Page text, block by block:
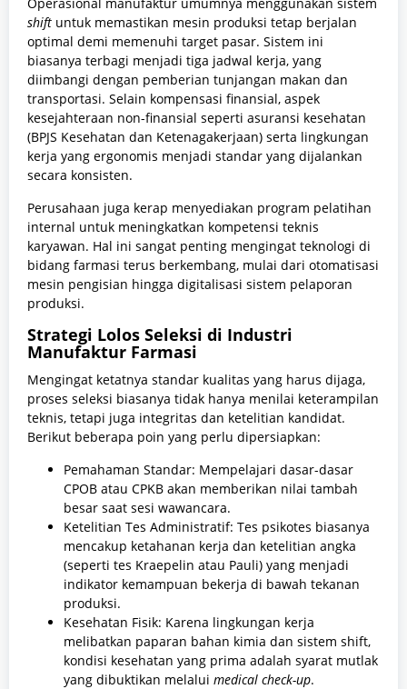
shift untuk memastikan mesin produksi tetap berjalan
optimal demi memenuhi target pasar. Sistem ini
biasanya terbagi menjadi tiga jadwal kerja, yang
diimbangi dengan pemberian tunjangan makan dan
transportasi. Selain kompensasi finansial, aspek
kesejahteraan non-finansial seperti asuransi kesehatan
(BPJS Kesehatan dan Ketenagakerjaan) serta lingkungan
kerja yang ergonomis menjadi standar yang dijalankan
secara konsisten.
Perusahaan juga kerap menyediakan program pelatihan
internal untuk meningkatkan kompetensi teknis
karyawan. Hal ini sangat penting mengingat teknologi di
bidang farmasi terus berkembang, mulai dari otomatisasi
mesin pengisian hingga digitalisasi sistem pelaporan
produksi.
Strategi Lolos Seleksi di Industri
Manufaktur Farmasi
Mengingat ketatnya standar kualitas yang harus dijaga,
proses seleksi biasanya tidak hanya menilai keterampilan
teknis, tetapi juga integritas dan ketelitian kandidat.
Berikut beberapa poin yang perlu dipersiapkan:
Pemahaman Standar: Mempelajari dasar-dasar
CPOB atau CPKB akan memberikan nilai tambah
besar saat sesi wawancara.
Ketelitian Tes Administratif: Tes psikotes biasanya
mencakup ketahanan kerja dan ketelitian angka
(seperti tes Kraepelin atau Pauli) yang menjadi
indikator kemampuan bekerja di bawah tekanan
produksi.
Kesehatan Fisik: Karena lingkungan kerja
melibatkan paparan bahan kimia dan sistem shift,
kondisi kesehatan yang prima adalah syarat mutlak
yang dibuktikan melalui medical check-up.